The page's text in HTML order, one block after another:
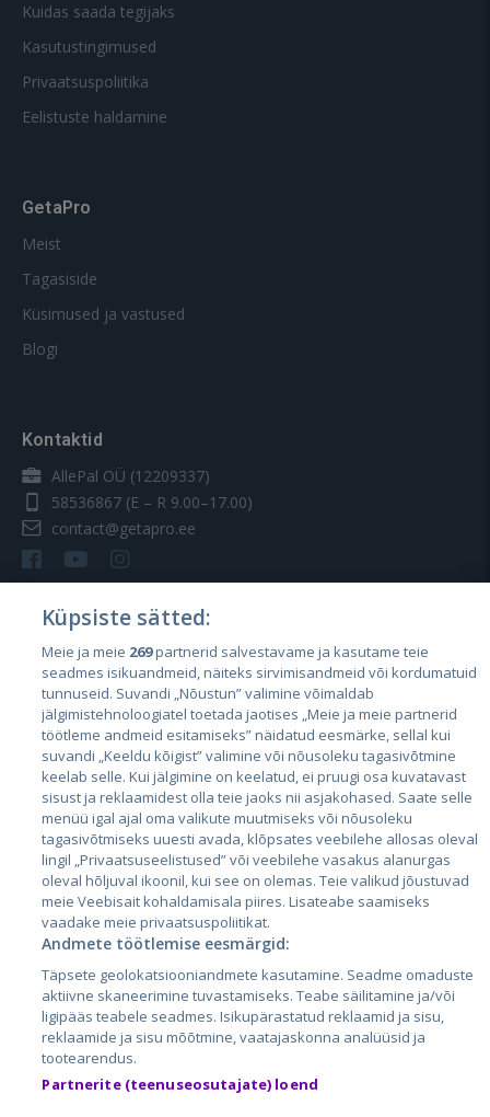
Kuidas saada tegijaks
Kasutustingimused
Privaatsuspoliitika
Eelistuste haldamine
GetaPro
Meist
Tagasiside
Küsimused ja vastused
Blogi
Kontaktid
AllePal OÜ (12209337)
58536867 (E – R 9.00–17.00)
contact@getapro.ee
Riigid
Eesti
Läti
Leedu
City24.lv
City24.ee
GetaPro.lv
GetaPro.ee
Autoplius.lt
CVbankas.lt
Kainos.lt
Paslaugos.lt
auto24.ee
Osta.ee
Küpsiste sätted:
Meie ja meie 269partnerid salvestavame ja kasutame teie
seadmes isikuandmeid, näiteks sirvimisandmeid või kordumatuid
tunnuseid. Suvandi „Nõustun” valimine võimaldab
jälgimistehnoloogiatel toetada jaotises „Meie ja meie partnerid
töötleme andmeid esitamiseks” näidatud eesmärke, sellal kui
suvandi „Keeldu kõigist” valimine või nõusoleku tagasivõtmine
keelab selle. Kui jälgimine on keelatud, ei pruugi osa kuvatavast
sisust ja reklaamidest olla teie jaoks nii asjakohased. Saate selle
menüü igal ajal oma valikute muutmiseks või nõusoleku
tagasivõtmiseks uuesti avada, klõpsates veebilehe allosas oleval
lingil „Privaatsuseelistused” või veebilehe vasakus alanurgas
oleval hõljuval ikoonil, kui see on olemas. Teie valikud jõustuvad
meie Veebisait kohaldamisala piires. Lisateabe saamiseks
vaadake meie privaatsuspoliitikat.
Andmete töötlemise eesmärgid:
Täpsete geolokatsiooniandmete kasutamine. Seadme omaduste
aktiivne skaneerimine tuvastamiseks. Teabe säilitamine ja/või
ligipääs teabele seadmes. Isikupärastatud reklaamid ja sisu,
reklaamide ja sisu mõõtmine, vaatajaskonna analüüsid ja
tootearendus.
Partnerite (teenuseosutajate) loend